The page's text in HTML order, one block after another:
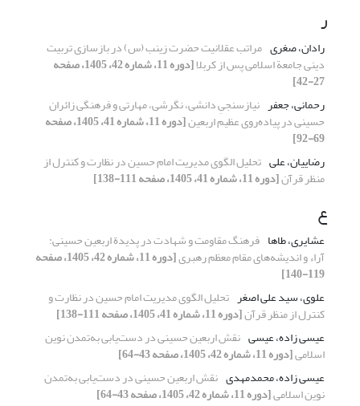
ر
رادان، صغری مراتب عقلانیت حضرت زینب (س) در بازسازی تربیت
دینی جامعة اسلامی پس از کربلا [دوره 11، شماره 42، 1405، صفحه
27-42]
رحمانی، جعفر نیازسنجیِ دانشی، نگرشی، مهارتی و فرهنگی زائران
حسینی در پیاده‌روی عظیم اربعین [دوره 11، شماره 41، 1405، صفحه
69-92]
رضاییان، علی تحلیل الگوی مدیریت امام حسین در نظارت و کنترل از
منظر قرآن[دوره 11، شماره 41، 1405، صفحه 111-138]
ع
عشایری، طاها فرهنگ مقاومت و شهادت در پدیدة اربعین حسینی:
آراء و اندیشه‌های مقام معظم رهبری [دوره 11، شماره 42، 1405، صفحه
119-140]
علوی، سید علی اصغر تحلیل الگوی مدیریت امام حسین در نظارت و
کنترل از منظر قرآن[دوره 11، شماره 41، 1405، صفحه 111-138]
عیسی زاده، عیسی نقش اربعین حسینی در دست‌یابی به‌تمدن نوین
اسلامی[دوره 11، شماره 42، 1405، صفحه 43-64]
عیسی زاده، محمدمهدی نقش اربعین حسینی در دست‌یابی به‌تمدن
نوین اسلامی[دوره 11، شماره 42، 1405، صفحه 43-64]